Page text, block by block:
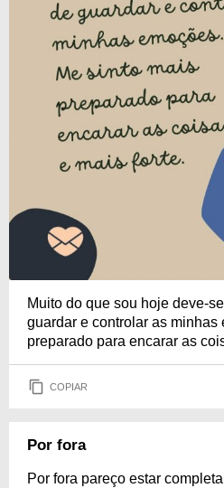
Muito do que sou hoje deve-
guardar e controlar as minhas
preparado para encarar as
COPIAR
Por fora
Por fora pareço estar